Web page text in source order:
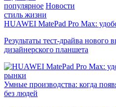
популярное Новости
стиль жизни
HUAWEI MatePad Pro Max:
Результаты тест-драйва нового
дизайнерского планшета
рынки
Умные производства: когда
без людей